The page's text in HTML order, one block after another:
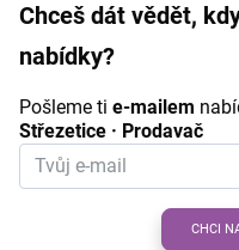
Chceš dát vědět,
nabídky?
Pošleme ti e-mailem
Střezetice · Prodavač
CHCI